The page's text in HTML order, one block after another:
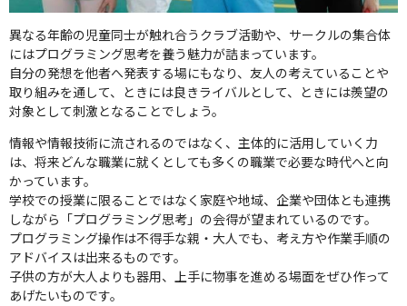
異なる年齢の児童同士が触れ合うクラブ活動や、サークルの集合体
にはプログラミング思考を養う魅力が詰まっています。
自分の発想を他者へ発表する場にもなり、友人の考えていることや
取り組みを通して、ときには良きライバルとして、ときには羨望の
対象として刺激となることでしょう。
情報や情報技術に流されるのではなく、主体的に活用していく力
は、将来どんな職業に就くとしても多くの職業で必要な時代へと向
かっています。
学校での授業に限ることではなく家庭や地域、企業や団体とも連携
しながら「プログラミング思考」の会得が望まれているのです。
プログラミング操作は不得手な親・大人でも、考え方や作業手順の
アドバイスは出来るものです。
子供の方が大人よりも器用、上手に物事を進める場面をぜひ作って
あげたいものです。